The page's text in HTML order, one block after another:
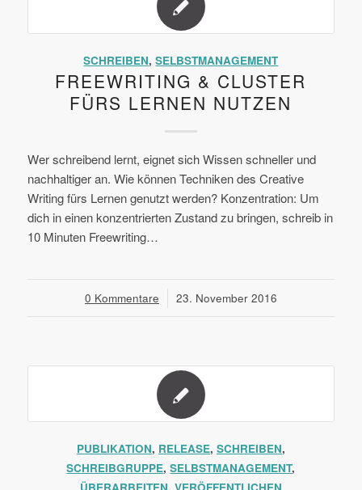
SCHREIBEN,SELBSTMANAGEMENT
FREEWRITING & CLUSTER
FÜRS LERNEN NUTZEN
Wer schreibend lernt, eignet sich Wissen schneller und
nachhaltiger an. Wie können Techniken des Creative
Writing fürs Lernen genutzt werden? Konzentration: Um
dich in einen konzentrierten Zustand zu bringen, schreib in
10 Minuten Freewriting…
0 Kommentare
/ 23. November 2016
PUBLIKATION, RELEASE, SCHREIBEN,
SCHREIBGRUPPE,SELBSTMANAGEMENT,